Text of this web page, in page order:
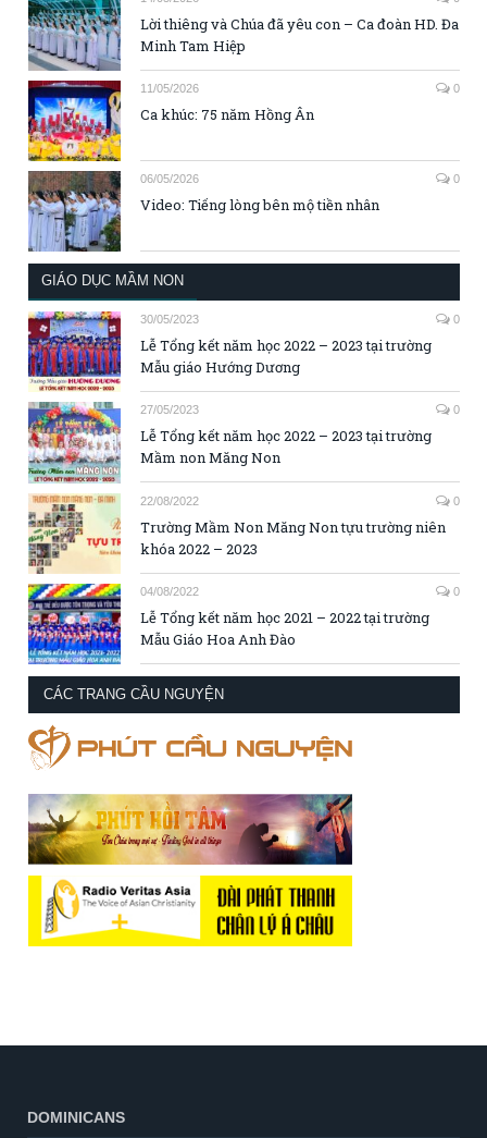
Lời thiêng và Chúa đã yêu con – Ca đoàn HD. Đa
Minh Tam Hiệp
11/05/2026 0
Ca khúc: 75 năm Hồng Ân
06/05/2026 0
Video: Tiếng lòng bên mộ tiền nhân
GIÁO DỤC MẦM NON
30/05/2023 0
Lễ Tổng kết năm học 2022 – 2023 tại trường
Mẫu giáo Hướng Dương
27/05/2023 0
Lễ Tổng kết năm học 2022 – 2023 tại trường
Mầm non Măng Non
22/08/2022 0
Trường Mầm Non Măng Non tựu trường niên
khóa 2022 – 2023
04/08/2022 0
Lễ Tổng kết năm học 2021 – 2022 tại trường
Mẫu Giáo Hoa Anh Đào
CÁC TRANG CẦU NGUYỆN
DOMINICANS